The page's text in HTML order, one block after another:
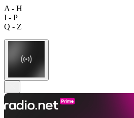
A - H
I - P
Q - Z